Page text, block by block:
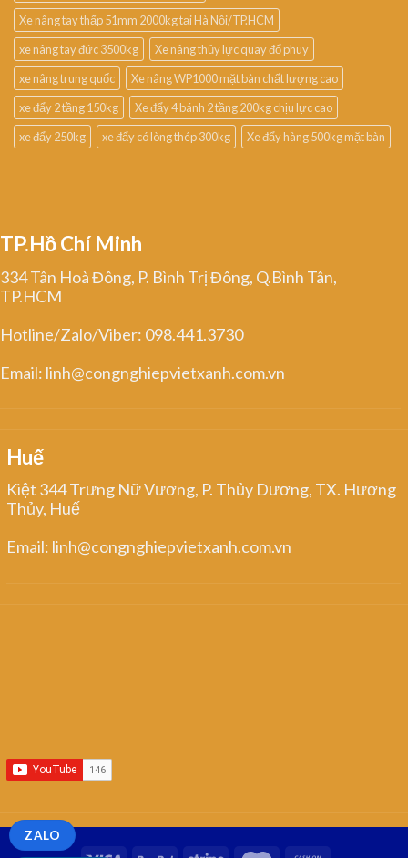
Xe nâng tay thấp 51mm 2000kg tại Hà Nội/TP.HCM
xe nâng tay đức 3500kg
Xe nâng thủy lực quay đổ phuy
xe nâng trung quốc
Xe nâng WP1000 mặt bàn chất lượng cao
xe đẩy 2 tầng 150kg
Xe đẩy 4 bánh 2 tầng 200kg chịu lực cao
xe đẩy 250kg
xe đẩy có lòng thép 300kg Xe đẩy hàng 500kg mặt bàn
TP.Hồ Chí Minh
334 Tân Hoà Đông, P. Bình Trị Đông, Q.Bình Tân,
TP.HCM
Hotline/Zalo/Viber: 098.441.3730
Email: linh@congnghiepvietxanh.com.vn
Huế
Kiệt 344 Trưng Nữ Vương, P. Thủy Dương, TX. Hương
Thủy, Huế
Email: linh@congnghiepvietxanh.com.vn
ZALO